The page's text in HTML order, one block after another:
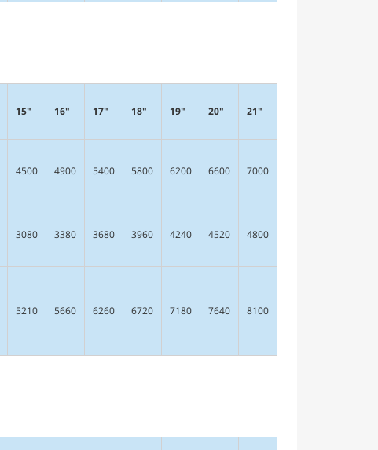
15" 16" 17" 18" 19" 20" 21"
4500 4900 5400 5800 6200 6600 7000
3080 3380 3680 3960 4240 4520 4800
5210 5660 6260 6720 7180 7640 8100